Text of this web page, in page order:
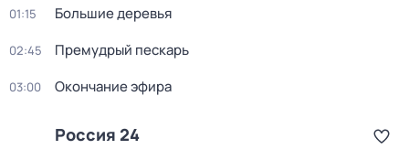
01:15 Большие деревья
02:45 Премудрый пескарь
03:00 Окончание эфира
Россия 24